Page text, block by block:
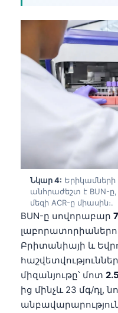
Նկար 4:
անհրաժեշտ է BUN-
մեզի ACR-ը միասին։.
BUN-ը սովորաբար
Բրիտանիայի և
միզանյութը՝ մոտ
ից մինչև 23 մգ/դլ,